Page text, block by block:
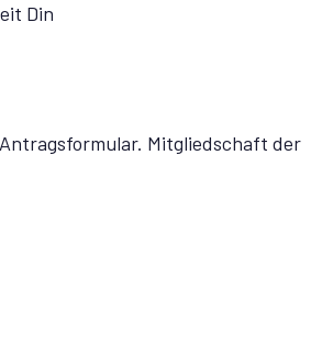
Din
Mitgliedschaft der